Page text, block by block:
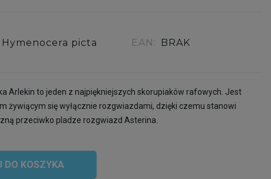
Hymenocera picta EAN: BRAK
Arlekin to jeden z najpiękniejszych skorupiaków rafowych. Jest
żywiącym się wyłącznie rozgwiazdami, dzięki czemu stanowi
przeciwko pladze rozgwiazd Asterina.
DO KOSZYKA